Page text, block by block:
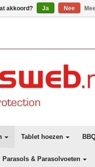
Tablet hoezen
Parasols & Parasolvoeten
akkoord? Ja Nee